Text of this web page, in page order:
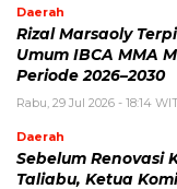
Daerah
Rizal Marsaoly
Umum IBCA MMA
Periode 2026–2030
Rabu, 29 Jul 2026 - 18:14
Daerah
Sebelum Renovasi
Taliabu, Ketua